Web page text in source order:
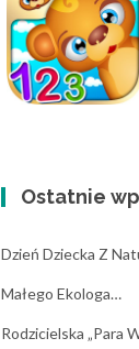
Ostatnie
Dzień Dziecka Z
Małego Ekologa…
Rodzicielska „para